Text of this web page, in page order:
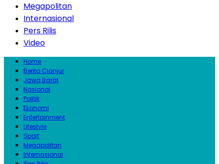
Megapolitan
Internasional
Pers Rilis
Video
Home
Berita Cianjur
Jawa Barat
Nasional
Politik
Ekonomi
Entertainment
Lifestyle
Sport
Megapolitan
Internasional